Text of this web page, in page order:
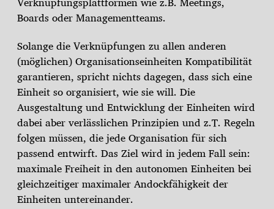
Boards oder Managementteams.
Solange die Verknüpfungen zu allen anderen
(möglichen) Organisationseinheiten Kompatibilität
garantieren, spricht nichts dagegen, dass sich eine
Einheit so organisiert, wie sie will. Die
Ausgestaltung und Entwicklung der Einheiten wird
dabei aber verlässlichen Prinzipien und z.T. Regeln
folgen müssen, die jede Organisation für sich
passend entwirft. Das Ziel wird in jedem Fall sein:
maximale Freiheit in den autonomen Einheiten bei
gleichzeitiger maximaler Andockfähigkeit der
Einheiten untereinander.